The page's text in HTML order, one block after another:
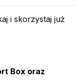
i skorzystaj już
Box oraz